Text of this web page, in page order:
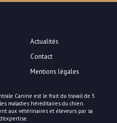
Actualités
Contact
Mentions légales
Canine est le fruit du travail de 5
maladies héréditaires du chien.
aux vétérinaires et éleveurs par sa